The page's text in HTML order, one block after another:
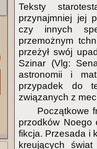
Teksty
przynajmniej jej
czy innych
przemożnym
przeżył swój
Szinar (Vlg:
astronomii i
przypadek do
związanych z
Początkowe
przodków Noego
fikcja. Przesada i
kreujących